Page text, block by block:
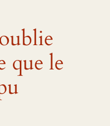
que le